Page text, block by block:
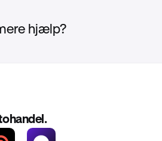
hjælp?